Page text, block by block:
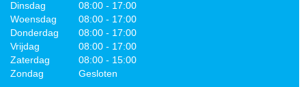
Dinsdag
08:00 - 17:00
Woensdag
08:00 - 17:00
Donderdag
08:00 - 17:00
Vrijdag
08:00 - 17:00
Zaterdag
08:00 - 15:00
Zondag
Gesloten